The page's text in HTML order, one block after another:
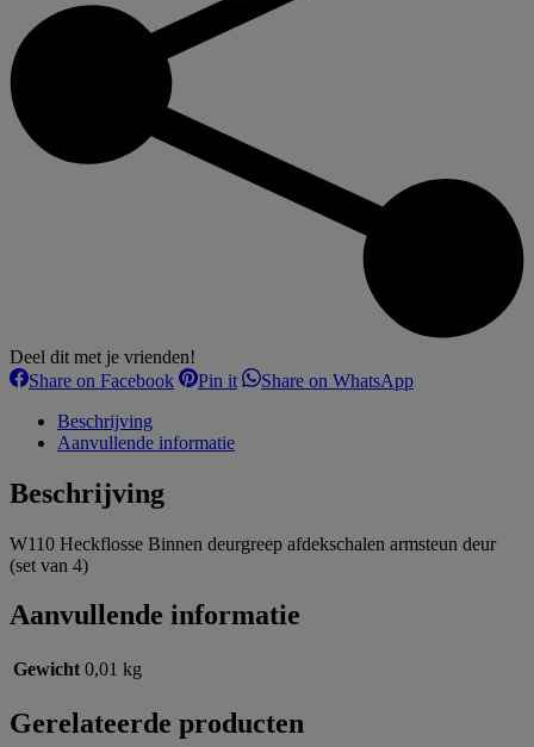
Deel dit met je vrienden!
Share on FacebookSharePin itShareShare on WhatsAppShare
Beschrijving
Aanvullende informatie
Beschrijving
W110 Heckflosse Binnen deurgreep afdekschalen armsteun deur
(set van 4)
Aanvullende informatie
Gewicht 0,01 kg
Gerelateerde producten